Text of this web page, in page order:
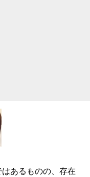
あるものの、存在